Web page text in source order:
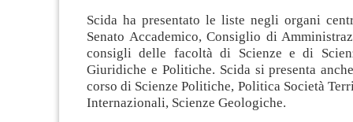
Scida ha presentato le liste negli organi
Senato Accademico, Consiglio di
consigli delle facoltà di Scienze e di
Giuridiche e Politiche. Scida si presenta
corso di Scienze Politiche, Politica Società
Internazionali, Scienze Geologiche.